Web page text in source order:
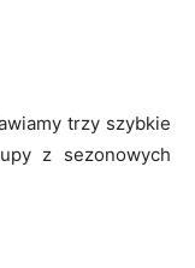
trzy szybkie
z sezonowych